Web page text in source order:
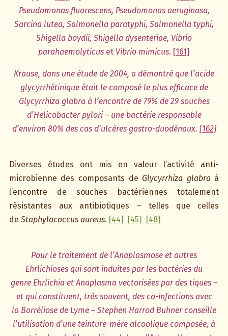
Pseudomonas fluorescens, Pseudomonas aeruginosa,
Sarcina lutea, Salmonella paratyphi, Salmonella typhi,
Shigella boydii, Shigella dysenteriae, Vibrio
parahaemolyticus et Vibrio mimicus. [161]
Krause, dans une étude de 2004, a démontré que l’acide
glycyrrhétinique était le composé le plus efficace de
Glycyrrhiza glabra à l’encontre de 79% de 29 souches
d’Helicobacter pylori – une bactérie responsable
d’environ 80% des cas d’ulcères gastro-duodénaux. [162]
Diverses études ont mis en valeur l’activité anti-
microbienne des composants de Glycyrrhiza glabraà
l’encontre de souches bactériennes totalement
résistantes aux antibiotiques – telles que celles
de Staphylococcus aureus. [44] [45] [48]
Pour le traitement de l’Anaplasmose et autres
Ehrlichioses qui sont induites par les bactéries du
genre Ehrlichia et Anaplasma vectorisées par des tiques –
et qui constituent, très souvent, des co-infections avec
la Borréliose de Lyme – Stephen Harrod Buhner conseille
l’utilisation d’une teinture-mère alcoolique composée, à